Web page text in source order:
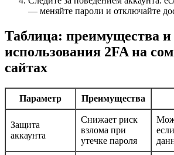
— меняйте пароли и отключайте
Таблица: преимущества и
использования 2FA на
сайтах
Параметр Преимущества
Защита
аккаунта
Снижает риск
взлома при
утечке пароля